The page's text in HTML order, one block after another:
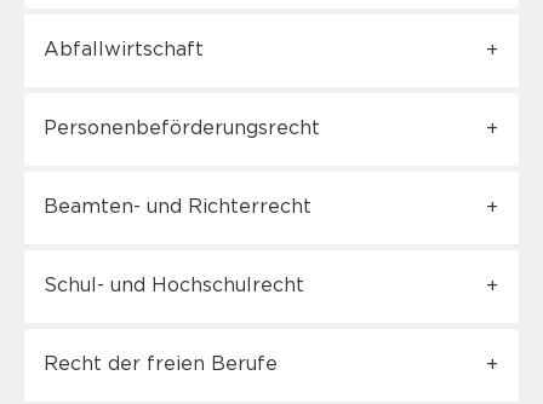
Abfallwirtschaft
Personenbeförderungsrecht
Beamten- und Richterrecht
Schul- und Hochschulrecht
Recht der freien Berufe